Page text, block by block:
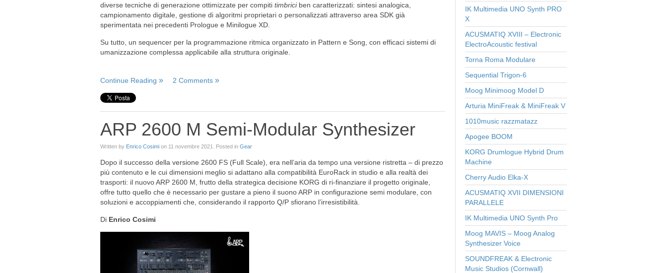
diverse tecniche di generazione ottimizzate per compiti timbrici ben caratterizzati: sintesi analogica,
campionamento digitale, gestione di algoritmi proprietari o personalizzati attraverso area SDK già
sperimentata nei precedenti Prologue e Minilogue XD.
Su tutto, un sequencer per la programmazione ritmica organizzato in Pattern e Song, con efficaci sistemi di
umanizzazione complessa applicabile alla struttura originale.
Continue Reading 2 Comments
ARP 2600 M Semi-Modular Synthesizer
Written by Enrico Cosimi on 11 novembre 2021 . Posted in Gear
Dopo il successo della versione 2600 FS (Full Scale), era nell’aria da tempo una versione ristretta – di prezzo
più contenuto e le cui dimensioni meglio si adattano alla compatibilità EuroRack in studio e alla realtà dei
trasporti: il nuovo ARP 2600 M, frutto della strategica decisione KORG di ri-finanziare il progetto originale,
offre tutto quello che è necessario per gustare a pieno il suono ARP in configurazione semi modulare, con
soluzioni e accoppiamenti che, considerando il rapporto Q/P sfiorano l’irresistibilità.
Di Enrico Cosimi
IK Multimedia UNO Synth PRO
X
ACUSMATIQ XVIII – Electronic
ElectroAcoustic festival
Torna Roma Modulare
Sequential Trigon-6
Moog Minimoog Model D
Arturia MiniFreak & MiniFreak V
1010music razzmatazz
Apogee BOOM
KORG Drumlogue Hybrid Drum
Machine
Cherry Audio Elka-X
ACUSMATIQ XVII DIMENSIONI
PARALLELE
IK Multimedia UNO Synth Pro
Moog MAVIS – Moog Analog
Synthesizer Voice
SOUNDFREAK & Electronic
Music Studios (Cornwall)